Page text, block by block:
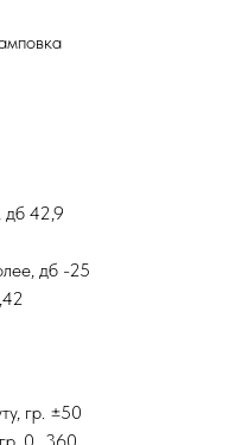
дб 42,9
дб -25
гр. ±50
0...360